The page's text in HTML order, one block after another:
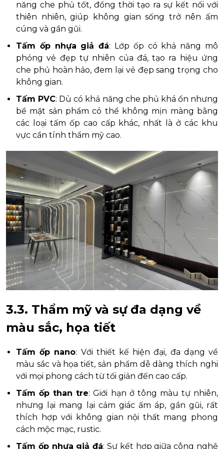
năng che phủ tốt, đồng thời tạo ra sự kết nối với
thiên nhiên, giúp không gian sống trở nên ấm
cúng và gần gũi.
Tấm ốp nhựa giả đá: Lớp ốp có khả năng mô
phỏng vẻ đẹp tự nhiên của đá, tạo ra hiệu ứng
che phủ hoàn hảo, đem lại vẻ đẹp sang trọng cho
không gian.
Tấm PVC: Dù có khả năng che phủ khá ổn nhưng
bề mặt sản phẩm có thể không mịn màng bằng
các loại tấm ốp cao cấp khác, nhất là ở các khu
vực cần tính thẩm mỹ cao.
3.3. Thẩm mỹ và sự đa dạng về
màu sắc, họa tiết
Tấm ốp nano: Với thiết kế hiện đại, đa dạng về
màu sắc và họa tiết, sản phẩm dễ dàng thích nghi
với mọi phong cách từ tối giản đến cao cấp.
Tấm ốp than tre: Giới hạn ở tông màu tự nhiên,
nhưng lại mang lại cảm giác ấm áp, gần gũi, rất
thích hợp với không gian nội thất mang phong
cách mộc mạc, rustic.
Tấm ốp nhựa giả đá: Sự kết hợp giữa công nghệ